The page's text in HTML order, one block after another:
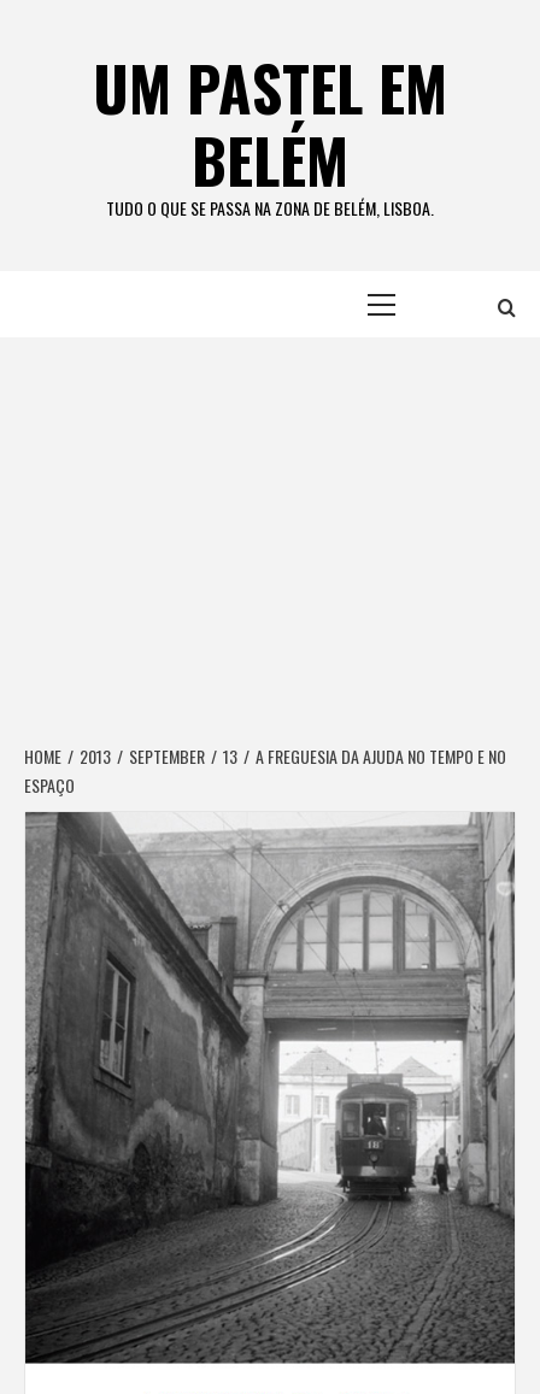
UM PASTEL EM
BELÉM
TUDO O QUE SE PASSA NA ZONA DE BELÉM, LISBOA.
HOME 2013 SEPTEMBER 13
A FREGUESIA DA AJUDA NO TEMPO E NO
ESPAÇO